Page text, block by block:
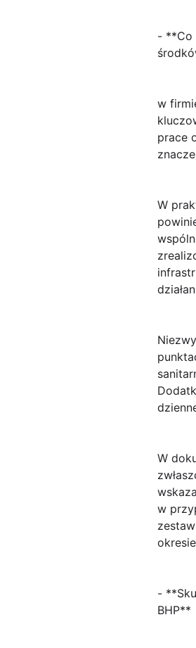
- **Co
w
prace
W
W
w
-
BHP**